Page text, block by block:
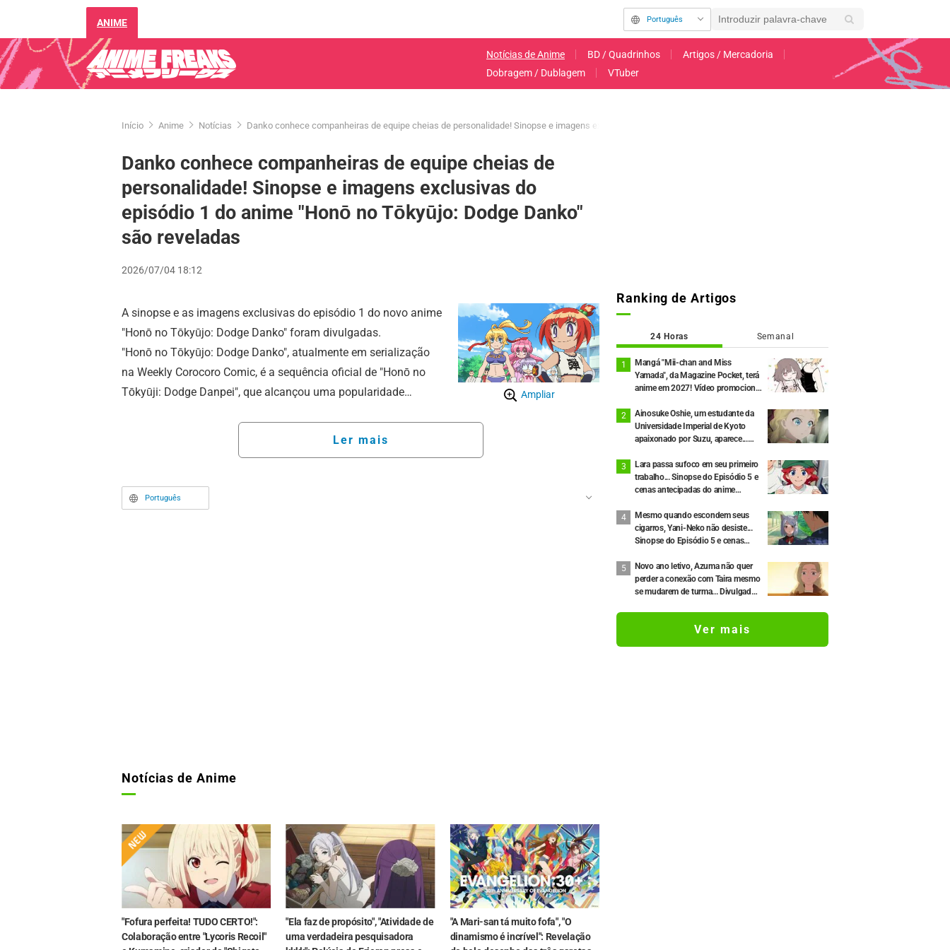
ANIME Português
Notícias de Anime BD / Quadrinhos
Artigos / Mercadoria
Dobragem / Dublagem
VTuber
Início Anime Notícias Danko conhece companheiras de equipe cheias de personalidade! Sinopse e imagens exclusivas do episódio 1 do anime "Honō no Tōkyūjo: Dodge Danko" são reveladas
Danko conhece companheiras de equipe cheias de
personalidade! Sinopse e imagens exclusivas do
episódio 1 do anime "Honō no Tōkyūjo: Dodge Danko"
são reveladas
2026/07/04 18:12
Ampliar
A sinopse e as imagens exclusivas do episódio 1 do novo anime
"Honō no Tōkyūjo: Dodge Danko" foram divulgadas.
"Honō no Tōkyūjo: Dodge Danko", atualmente em serialização
na Weekly Corocoro Comic, é a sequência oficial de "Honō no
Tōkyūji: Dodge Danpei", que alcançou uma popularidade
por desencadear fenômenos sociais através de seus mangás —
como o "boom" do queimado com "Honō no Tōkyūji: Dodge
começou a serializar esta obra em 2022. A história tem como
protagonista Danko Ichigeki (CV: Manaka Nakayama), filha do
Ler mais
Português
Notícias de Anime
"Fofura perfeita! TUDO CERTO!":
Colaboração entre "Lycoris Recoil"
"Ela faz de propósito", "Atividade de
uma verdadeira pesquisadora
"A Mari-san tá muito fofa", "O
dinamismo é incrível": Revelação
Ranking de Artigos
24 Horas Semanal
Mangá "Mii-chan and Miss
Yamada", da Magazine Pocket, terá
anime em 2027! Vídeo promocional
original são revelados: "Estou
ansiosa para ver as expressões que
só o vídeo pode trazer"
Ainosuke Oshie, um estudante da
Universidade Imperial de Kyoto
apaixonado por Suzu, aparece...
Episódio 5 do anime "Sparks of
Tomorrow" são divulgadas
Lara passa sufoco em seu primeiro
trabalho... Sinopse do Episódio 5 e
cenas antecipadas do anime
Mesmo quando escondem seus
cigarros, Yani-Neko não desiste...
Sinopse do Episódio 5 e cenas
"Chainsmoker Cat" são divulgadas
Novo ano letivo, Azuma não quer
perder a conexão com Taira mesmo
se mudarem de turma... Divulgados
Ver mais